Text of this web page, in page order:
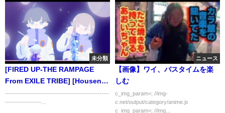
未分類
[FIRED UP-THE RAMPAGE
From EXILE TRIBE] [Housen X
Oya] ( 見てくれてありがとう )
..!!!
----------------------------------------------------
------------------...
ニュース
【画像】ワイ、バスタイムを楽
しむ
c_img_param=; //img-
c.net/output/category/anime.js
c_img_param=; //img...